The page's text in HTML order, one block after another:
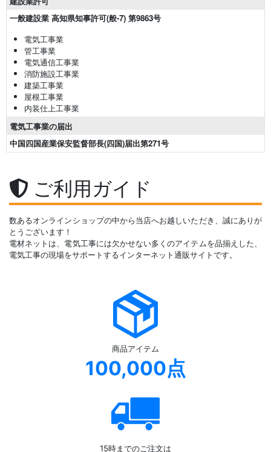
一般建設業 高知県知事許可(般-7) 第9863号
電気工事業
管工事業
電気通信工事業
消防施設工事業
建築工事業
屋根工事業
内装仕上工事業
電気工事業の届出
中国四国産業保安監督部長(四国)届出第271号
ご利用ガイド
数あるオンラインショップの中から当店へお越しいただき、誠にありが
とうございます！
電材ネットは、電気工事には欠かせない多くのアイテムを品揃えした、
電気工事の現場をサポートするインターネット通販サイトです。
商品アイテム
100,000点
15時までのご注文は